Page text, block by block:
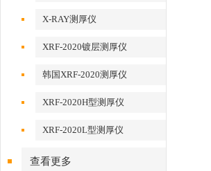
X-RAY测厚仪
XRF-2020镀层测厚仪
韩国XRF-2020测厚仪
XRF-2020H型测厚仪
XRF-2020L型测厚仪
查看更多